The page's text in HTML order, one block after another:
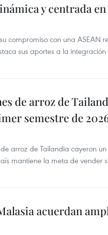
y centrada en
compromiso con una ASEAN
sus aportes a la
de arroz de
semestre de
arroz de Tailandia cayeron
mantiene la meta de vender
acuerdan